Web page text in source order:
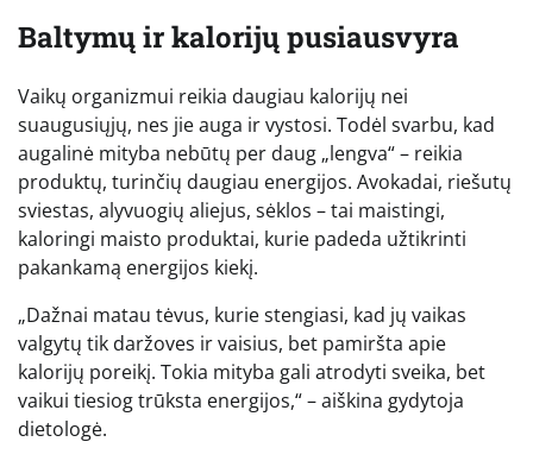
Baltymų ir kalorijų pusiausvyra
Vaikų organizmui reikia daugiau kalorijų nei
suaugusiųjų, nes jie auga ir vystosi. Todėl svarbu, kad
augalinė mityba nebūtų per daug „lengva“ – reikia
produktų, turinčių daugiau energijos. Avokadai, riešutų
sviestas, alyvuogių aliejus, sėklos – tai maistingi,
kaloringi maisto produktai, kurie padeda užtikrinti
pakankamą energijos kiekį.
„Dažnai matau tėvus, kurie stengiasi, kad jų vaikas
valgytų tik daržoves ir vaisius, bet pamiršta apie
kalorijų poreikį. Tokia mityba gali atrodyti sveika, bet
vaikui tiesiog trūksta energijos,“ – aiškina gydytoja
dietologė.